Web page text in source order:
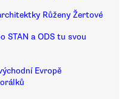
Růženy Žertové
STAN a ODS tu svou
Evropě